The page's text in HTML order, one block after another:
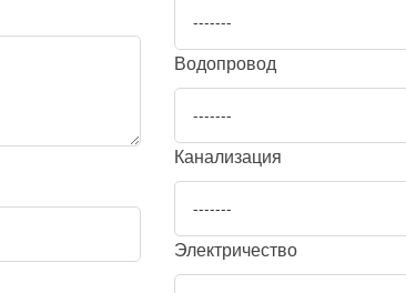
-------
Водопровод
-------
Канализация
-------
Электричество